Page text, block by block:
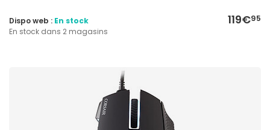
119€95
Dispo web : En stock
En stock dans 2 magasins